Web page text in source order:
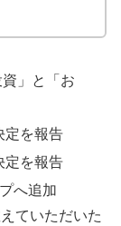
」と「お
定を報告
定を報告
へ追加
ていただいた